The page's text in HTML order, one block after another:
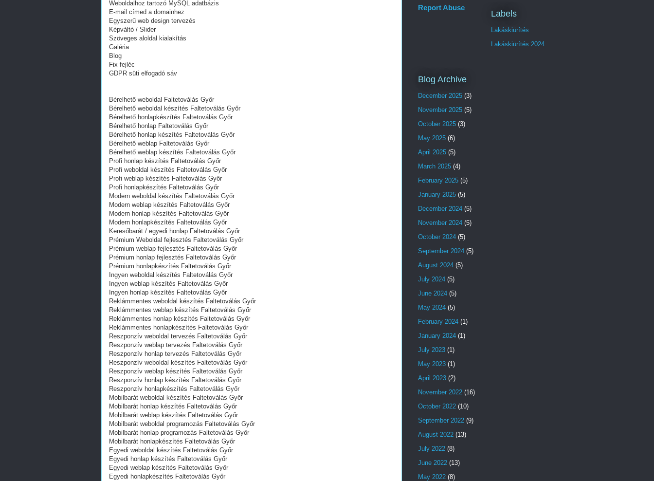
Weboldalhoz tartozó MySQL adatbázis
E-mail címed a domainhez
Egyszerű web design tervezés
Képváltó / Slider
Szöveges aloldal kialakítás
Galéria
Blog
Fix fejléc
GDPR süti elfogadó sáv
Bérelhető weboldal Faltetoválás Győr
Bérelhető weboldal‎ készítés Faltetoválás Győr
Bérelhető honlapkészítés Faltetoválás Győr
Bérelhető honlap Faltetoválás Győr
Bérelhető honlap készítés Faltetoválás Győr
Bérelhető weblap Faltetoválás Győr
Bérelhető weblap készítés Faltetoválás Győr
Profi honlap készítés Faltetoválás Győr
Profi weboldal készítés Faltetoválás Győr
Profi weblap készítés Faltetoválás Győr
Profi honlapkészítés Faltetoválás Győr
Modern weboldal készítés Faltetoválás Győr
Modern weblap készítés Faltetoválás Győr
Modern honlap készítés Faltetoválás Győr
Modern honlapkészítés Faltetoválás Győr
Keresőbarát / egyedi honlap‎ Faltetoválás Győr
Prémium Weboldal fejlesztés‎ Faltetoválás Győr
Prémium weblap fejlesztés‎ Faltetoválás Győr
Prémium honlap fejlesztés‎ Faltetoválás Győr
Prémium honlapkészítés‎ Faltetoválás Győr
Ingyen weboldal készítés Faltetoválás Győr
Ingyen weblap készítés Faltetoválás Győr
Ingyen honlap készítés Faltetoválás Győr
Reklámmentes weboldal készítés Faltetoválás Győr
Reklámmentes weblap készítés Faltetoválás Győr
Reklámmentes honlap készítés Faltetoválás Győr
Reklámmentes honlapkészítés Faltetoválás Győr
Reszponzív weboldal tervezés Faltetoválás Győr
Reszponzív weblap tervezés Faltetoválás Győr
Reszponzív honlap tervezés Faltetoválás Győr
Reszponzív weboldal készítés Faltetoválás Győr
Reszponzív weblap készítés Faltetoválás Győr
Reszponzív honlap készítés Faltetoválás Győr
Reszponzív honlapkészítés Faltetoválás Győr
Mobilbarát weboldal készítés Faltetoválás Győr
Mobilbarát honlap készítés Faltetoválás Győr
Mobilbarát weblap készítés Faltetoválás Győr
Mobilbarát weboldal programozás Faltetoválás Győr
Mobilbarát honlap programozás Faltetoválás Győr
Mobilbarát honlapkészítés Faltetoválás Győr
Egyedi weboldal készítés Faltetoválás Győr
Egyedi honlap készítés Faltetoválás Győr
Egyedi weblap készítés Faltetoválás Győr
Egyedi honlapkészítés Faltetoválás Győr
Report Abuse
Labels
Lakáskiürítés
Lakáskiürítés 2024
Blog Archive
December 2025 (3)
November 2025 (5)
October 2025 (3)
May 2025 (6)
April 2025 (5)
March 2025 (4)
February 2025 (5)
January 2025 (5)
December 2024 (5)
November 2024 (5)
October 2024 (5)
September 2024 (5)
August 2024 (5)
July 2024 (5)
June 2024 (5)
May 2024 (5)
February 2024 (1)
January 2024 (1)
July 2023 (1)
May 2023 (1)
April 2023 (2)
November 2022 (16)
October 2022 (10)
September 2022 (9)
August 2022 (13)
July 2022 (8)
June 2022 (13)
May 2022 (8)